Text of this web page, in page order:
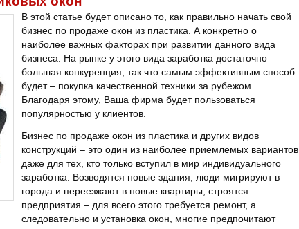
В этой статье будет описано то, как правильно начать свой
бизнес по продаже окон из пластика. А конкретно о
наиболее важных факторах при развитии данного вида
бизнеса. На рынке у этого вида заработка достаточно
большая конкуренция, так что самым эффективным способ
будет – покупка качественной техники за рубежом.
Благодаря этому, Ваша фирма будет пользоваться
популярностью у клиентов.
Бизнес по продаже окон из пластика и других видов
конструкций – это один из наиболее приемлемых вариантов
даже для тех, кто только вступил в мир индивидуального
заработка. Возводятся новые здания, люди мигрируют в
города и переезжают в новые квартиры, строятся
предприятия – для всего этого требуется ремонт, а
следовательно и установка окон, многие предпочитают